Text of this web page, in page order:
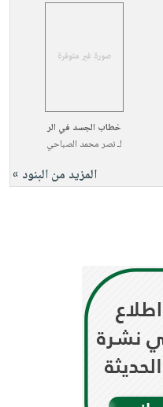
خطاب الجسد في الر
لـنصر محمد الصباحي
المزيد من البنود »